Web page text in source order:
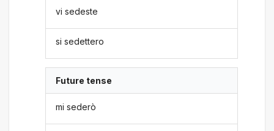
vi sedeste
si sedettero
Future tense
mi sederò